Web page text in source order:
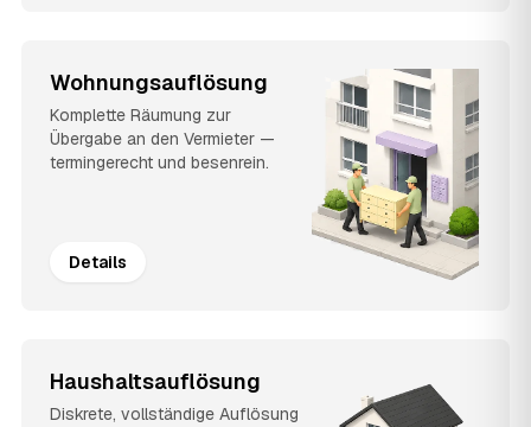
Wohnungsauflösung
Komplette Räumung zur
Übergabe an den Vermieter —
termingerecht und besenrein.
Details
Haushaltsauflösung
Diskrete, vollständige Auflösung